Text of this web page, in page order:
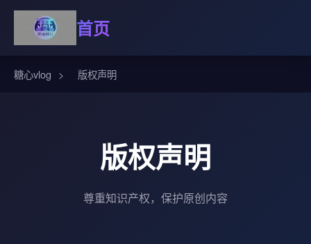
首页
糖心vlog > 版权声明
版权声明
尊重知识产权，保护原创内容